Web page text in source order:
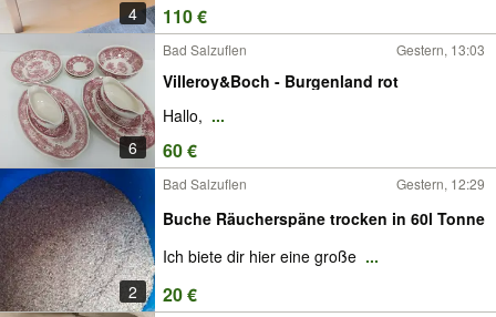
4 110 €
6
Bad Salzuflen Gestern, 13:03
Villeroy&Boch - Burgenland rot
Hallo, ...
60 €
2
Bad Salzuflen Gestern, 12:29
Buche Räucherspäne trocken in 60l Tonne
Ich biete dir hier eine große ...
20 €